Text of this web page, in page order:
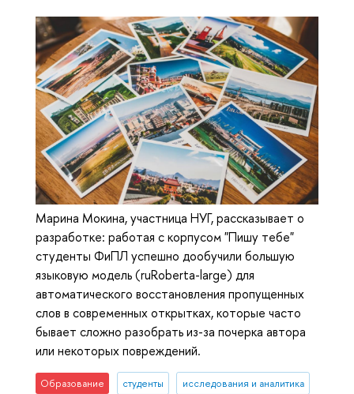
Марина Мокина, участница НУГ, рассказывает о
разработке: работая с корпусом "Пишу тебе"
студенты ФиПЛ успешно дообучили большую
языковую модель (ruRoberta-large) для
автоматического восстановления пропущенных
слов в современных открытках, которые часто
бывает сложно разобрать из-за почерка автора
или некоторых повреждений.
Образование студенты исследования и аналитика